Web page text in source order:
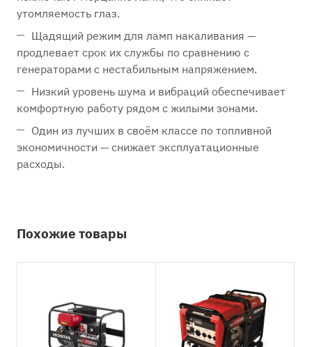
утомляемость глаз.
Щадящий режим для ламп накаливания —
продлевает срок их службы по сравнению с
генераторами с нестабильным напряжением.
Низкий уровень шума и вибраций обеспечивает
комфортную работу рядом с жилыми зонами.
Один из лучших в своём классе по топливной
экономичности — снижает эксплуатационные
расходы.
Похожие товары